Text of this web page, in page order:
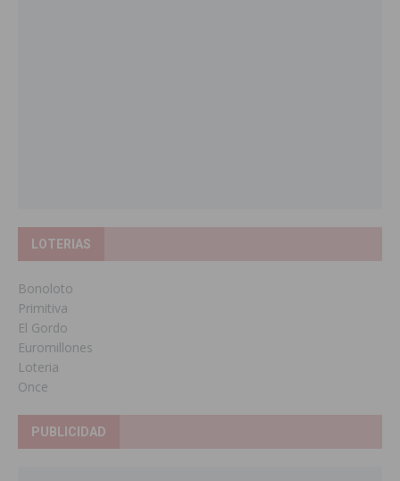
LOTERIAS
Bonoloto
Primitiva
El Gordo
Euromillones
Loteria
Once
PUBLICIDAD